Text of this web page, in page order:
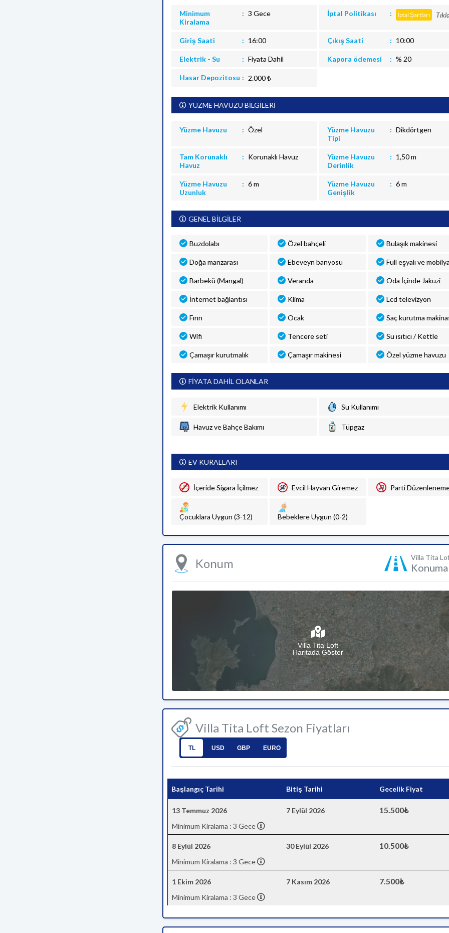
Minimum
Kiralama
3 Gece İptal Politikası İptal Şartları
Giriş Saati 16:00 Çıkış Saati 10:00
Elektrik - Su Fiyata Dahil Kapora ödemesi % 20
Hasar Depozitosu 2.000 ₺
YÜZME HAVUZU BİLGİLERİ
Yüzme Havuzu Özel
Yüzme Havuzu
Tipi
Dikdörtgen
Tam Korunaklı
Havuz
Korunaklı Havuz
Yüzme Havuzu
Derinlik
1,50 m
Yüzme Havuzu
Uzunluk
6 m
Yüzme Havuzu
Genişlik
6 m
GENEL BİLGİLER
Buzdolabı Özel bahçeli Bulaşık makinesi
Doğa manzarası Ebeveyn banyosu Full eşyalı ve
Barbekü (Mangal) Veranda Oda İçinde Jakuzi
İnternet bağlantısı Klima Lcd televizyon
Fırın Ocak Saç kurutma
Wifi Tencere seti Su ısıtıcı / Kettle
Çamaşır kurutmalık Çamaşır makinesi Özel yüzme havuzu
FİYATA DAHİL OLANLAR
Elektrik Kullanımı Su Kullanımı
Havuz ve Bahçe Bakımı Tüpgaz
EV KURALLARI
İçeride Sigara İçilmez Evcil Hayvan Giremez Parti
Çocuklara Uygun (3-12) Bebeklere Uygun (0-2)
Konum Villa Tita
Villa Tita Loft
Haritada Göster
Villa Tita Loft Sezon Fiyatları
TL USD GBP EURO
Başlangıç Tarihi Bitiş Tarihi Gecelik Fiyat
13 Temmuz 2026 7 Eylül 2026 15.500₺
Minimum Kiralama : 3 Gece
8 Eylül 2026 30 Eylül 2026 10.500₺
Minimum Kiralama : 3 Gece
1 Ekim 2026 7 Kasım 2026 7.500₺
Minimum Kiralama : 3 Gece